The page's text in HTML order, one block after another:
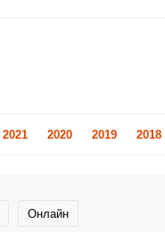
2021 2020 2019 2018
Онлайн